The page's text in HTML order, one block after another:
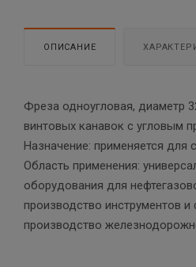
ОПИСАНИЕ
Фреза одноугловая, диаметр
винтовых канавок с угловым
Назначение: применяется для
Область применения:
оборудования для
производство инструментов
производство